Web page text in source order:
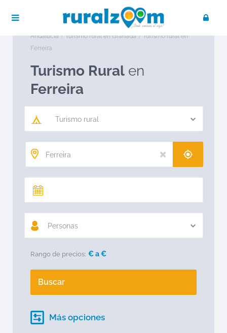
Turismo rural en España
Turismo rural en
Andalucía
Turismo rural en Granada
Turismo rural en
Ferreira
Turismo Rural en
Ferreira
Turismo rural
Personas
Rango de precios: € a€
Buscar
Más opciones